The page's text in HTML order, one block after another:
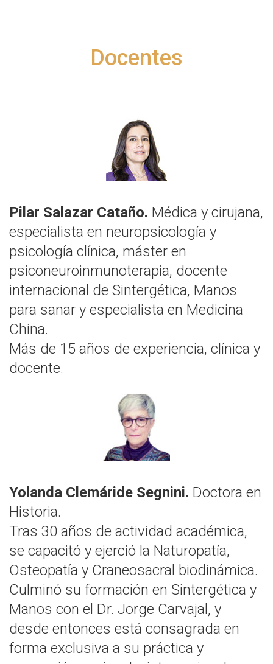
Docentes
Pilar Salazar Cataño. Médica y cirujana,
especialista en neuropsicología y
psicología clínica, máster en
psiconeuroinmunoterapia, docente
internacional de Sintergética, Manos
para sanar y especialista en Medicina
China.
Más de 15 años de experiencia, clínica y
docente.
Yolanda Clemáride Segnini. Doctora en
Historia.
Tras 30 años de actividad académica,
se capacitó y ejerció la Naturopatía,
Osteopatía y Craneosacral biodinámica.
Culminó su formación en Sintergética y
Manos con el Dr. Jorge Carvajal, y
desde entonces está consagrada en
forma exclusiva a su práctica y